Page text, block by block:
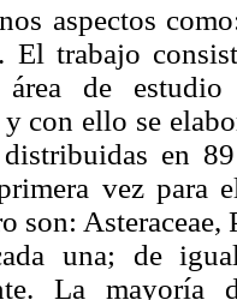
aspectos
El trabajo
área de
con ello se
distribuidas en
vez para
son: Asteraceae,
una; de
La